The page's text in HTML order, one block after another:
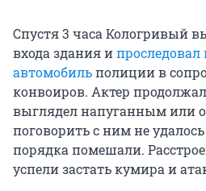
Спустя 3 часа Кологривый
входа здания и
автомобильполиции в
конвоиров. Актер
выглядел напуганным или
поговорить с ним не
порядка помешали.
успели застать кумира и